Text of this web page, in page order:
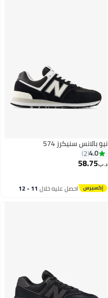
نيو بالانس سنيكرز 574
4.0
2
د.ب‏58.75
احصل عليه خلال 11 - 12